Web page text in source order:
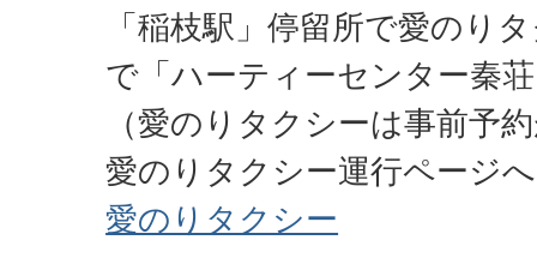
「稲枝駅」停留所で愛のり
で「ハーティーセンター秦
（愛のりタクシーは事前予
愛のりタクシー運行ページ
愛のりタクシー